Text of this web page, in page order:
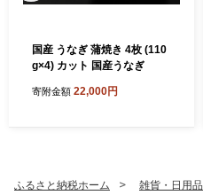
国産 うなぎ 蒲焼き 4枚 (110
g×4) カット 国産うなぎ
寄附金額 22,000円
ふるさと納税ホーム 雑貨・日用品